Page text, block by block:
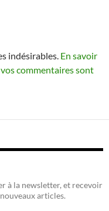
indésirables. En savoir
commentaires sont
à la newsletter, et recevoir
articles.